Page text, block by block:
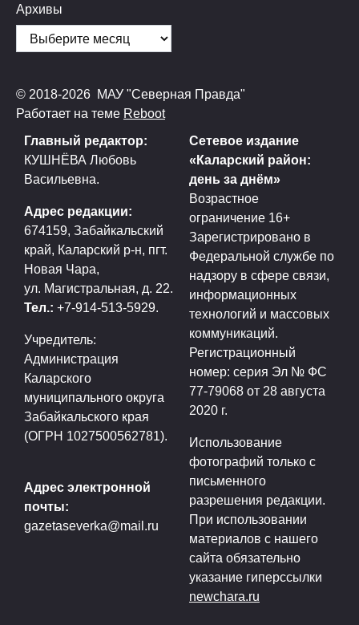
Архивы
© 2018-2026 МАУ "Северная Правда"
Работает на теме Reboot
Главный редактор:
КУШНЁВА Любовь
Васильевна.
Адрес редакции:
674159, Забайкальский
край, Каларский р-н, пгт.
Новая Чара,
ул. Магистральная, д. 22.
Тел.: +7-914-513-5929.
Учредитель:
Администрация
Каларского
муниципального округа
Забайкальского края
(ОГРН 1027500562781).
Адрес электронной
почты:
gazetaseverka@mail.ru
Сетевое издание
«Каларский район:
день за днём»
Возрастное
ограничение 16+
Зарегистрировано в
Федеральной службе по
надзору в сфере связи,
информационных
технологий и массовых
коммуникаций.
Регистрационный
номер: серия Эл № ФС
77-79068 от 28 августа
2020 г.
Использование
фотографий только с
письменного
разрешения редакции.
При использовании
материалов с нашего
сайта обязательно
указание гиперссылки
newchara.ru